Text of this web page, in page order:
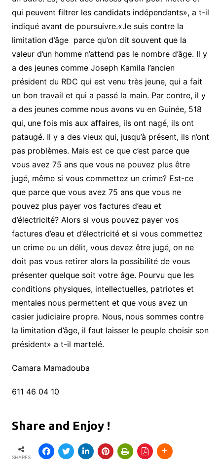
qui peuvent filtrer les candidats indépendants», a t-il
indiqué avant de poursuivre.«Je suis contre la
limitation d’âge parce qu’on dit souvent que la
valeur d’un homme n’attend pas le nombre d’âge. Il y
a des jeunes comme Joseph Kamila l’ancien
président du RDC qui est venu très jeune, qui a fait
un bon travail et qui a passé la main. Par contre, il y
a des jeunes comme nous avons vu en Guinée, 518
qui, une fois mis aux affaires, ils ont nagé, ils ont
pataugé. Il y a des vieux qui, jusqu’à présent, ils n’ont
pas problèmes. Mais est ce que c’est parce que
vous avez 75 ans que vous ne pouvez plus être
jugé, même si vous commettez un crime? Est-ce
que parce que vous avez 75 ans que vous ne
pouvez plus payer vos factures d’eau et
d’électricité? Alors si vous pouvez payer vos
factures d’eau et d’électricité et si vous commettez
un crime ou un délit, vous devez être jugé, on ne
doit pas vous retirer alors la possibilité de vous
présenter quelque soit votre âge. Pourvu que les
conditions physiques, intellectuelles, patriotes et
mentales nous permettent et que vous avez un
casier judiciaire propre. Nous, nous sommes contre
la limitation d’âge, il faut laisser le peuple choisir son
président» a t-il martelé.
Camara Mamadouba
611 46 04 10
Share and Enjoy !
SHARES